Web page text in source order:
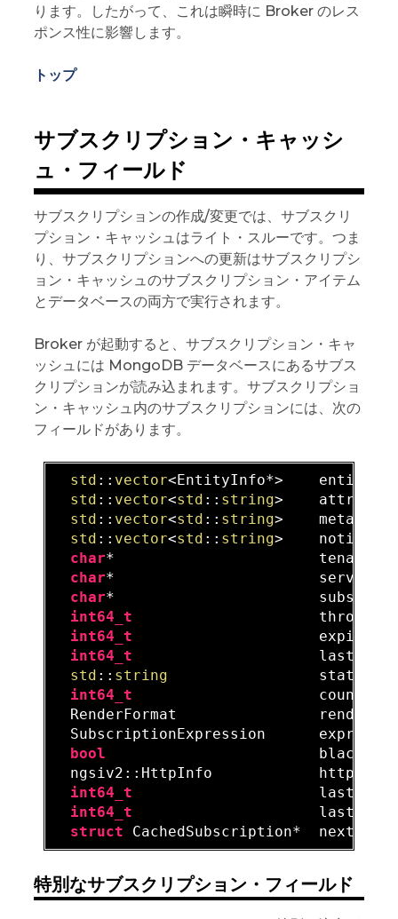
ります。したがって、これは瞬時に Broker のレス
ポンス性に影響します。
トップ
サブスクリプション・キャッシ
ュ・フィールド
サブスクリプションの作成/変更では、サブスクリ
プション・キャッシュはライト・スルーです。つま
り、サブスクリプションへの更新はサブスクリプシ
ョン・キャッシュのサブスクリプション・アイテム
とデータベースの両方で実行されます。
Broker が起動すると、サブスクリプション・キャ
ッシュには MongoDB データベースにあるサブス
クリプションが読み込まれます。サブスクリプショ
ン・キャッシュ内のサブスクリプションには、次の
フィールドがあります。
std :: vector<EntityInfo*>
std :: vector<std :: string>
std :: vector<std :: string>    metadata;
std :: vector<std :: string>
char*                       tenant;
char*
char*
int64_t
int64_t
int64_t
std :: string
                 status;
int64_t
                     count;
RenderFormat
SubscriptionExpression
bool
  ngsiv2::HttpInfo            httpInfo;
int64_t
int64_t
struct CachedSubscription*
特別なサブスクリプション・フィールド